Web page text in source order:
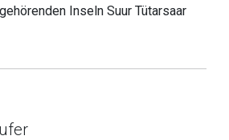
Inseln Suur Tütarsaar